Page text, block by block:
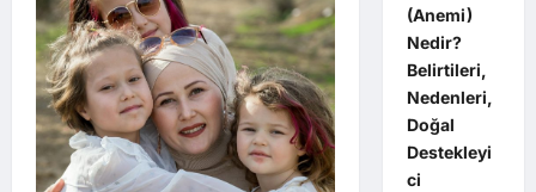
(Anemi)
Nedir?
Belirtileri,
Nedenleri,
Doğal
Destekleyi
ci